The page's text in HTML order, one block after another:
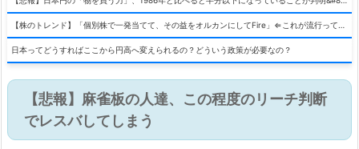
日本ってどうすればここから円高へ変えられるの？どういう政策が必要なの？
【悲報】麻雀板の人達、この程度のリーチ判断
でレスバしてしまう